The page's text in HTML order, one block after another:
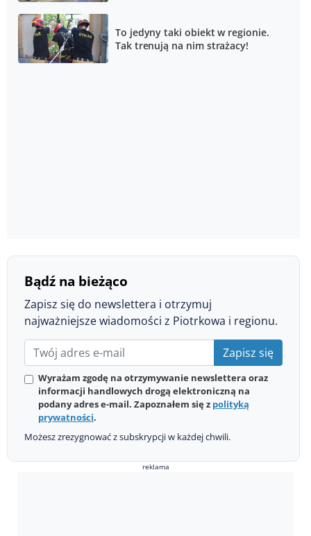
To jedyny taki obiekt w regionie.
Tak trenują na nim strażacy!
Bądź na bieżąco
Zapisz się do newslettera i otrzymuj
najważniejsze wiadomości z Piotrkowa i regionu.
Zapisz się
Wyrażam zgodę na otrzymywanie newslettera oraz
informacji handlowych drogą elektroniczną na
podany adres e-mail. Zapoznałem się z polityką
prywatności.
Możesz zrezygnować z subskrypcji w każdej chwili.
reklama